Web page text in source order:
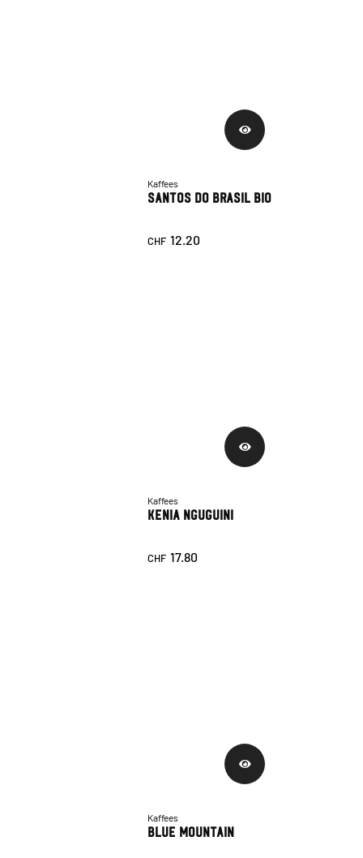
Kaffees
Santos Do Brasil Bio
CHF 12.20
Kaffees
Kenia Nguguini
CHF 17.80
Kaffees
Blue Mountain